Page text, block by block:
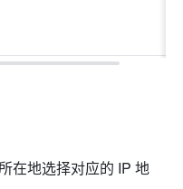
在地选择对应的 IP 地